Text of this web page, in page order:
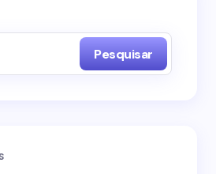
e-mail não será publicado.
Pesquisar